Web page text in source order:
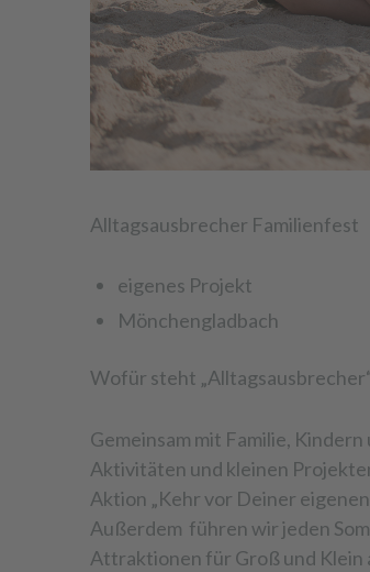
Alltagsausbrecher Familienfest
eigenes Projekt
Mönchengladbach
Wofür steht
Gemeinsam mit Familie,
Aktivitäten und kleinen
Aktion „Kehr vor Deiner
Außerdem führen wir jeden
Attraktionen für Groß und Klein